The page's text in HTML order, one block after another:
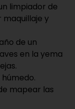
limpiador de
y
de un
en la yema
mapear las